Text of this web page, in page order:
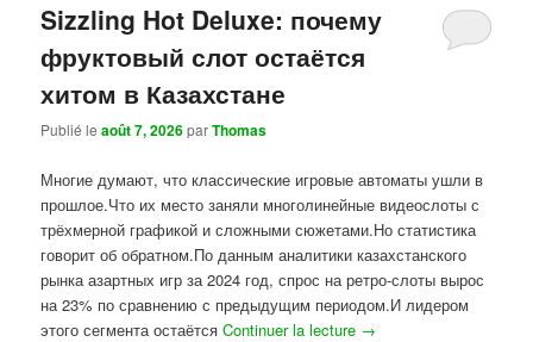
Sizzling Hot Deluxe: почему
фруктовый слот остаётся
хитом в Казахстане
Publié leaoût 7, 2026parThomas
Многие думают, что классические игровые автоматы ушли в
прошлое.Что их место заняли многолинейные видеослоты с
трёхмерной графикой и сложными сюжетами.Но статистика
говорит об обратном.По данным аналитики казахстанского
рынка азартных игр за 2024 год, спрос на ретро-слоты вырос
на 23% по сравнению с предыдущим периодом.И лидером
этого сегмента остаётсяContinuer la lecture →